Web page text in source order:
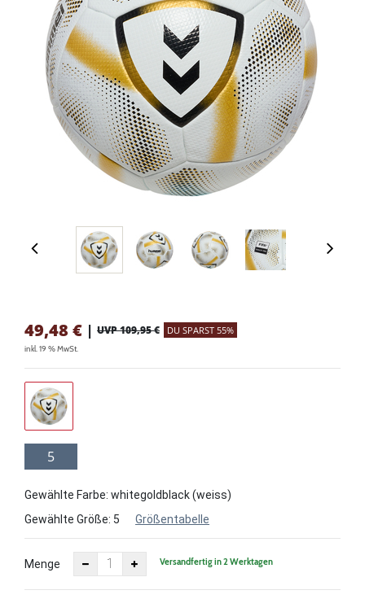
49,48 € | UVP 109,95 € DU SPARST 55%
inkl. 19 % MwSt.
5
Gewählte Farbe: whitegoldblack (weiss)
Gewählte Größe: 5 Größentabelle
Menge Versandfertig in 2 Werktagen